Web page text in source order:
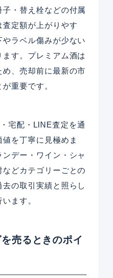
・替え栓などの付属
定額が上がりやす
やラベル傷みが少ない
す。プレミアム酒は
、売却前に最新の市
重要です。
宅配・LINE査定を通
を丁寧に見極めま
デー・ワイン・シャ
どカテゴリーごとの
の取引実績と照らし
ます。
売るときのポイ